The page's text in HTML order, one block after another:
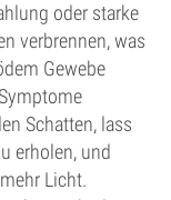
oder starke
verbrennen, was
Gewebe
Schatten, lass
erholen, und
Licht.